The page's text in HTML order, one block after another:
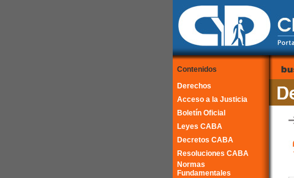
Contenidos
Derechos
Acceso a la Justicia
Boletín Oficial
Leyes CABA
Decretos CABA
Resoluciones CABA
Normas
Fundamentales